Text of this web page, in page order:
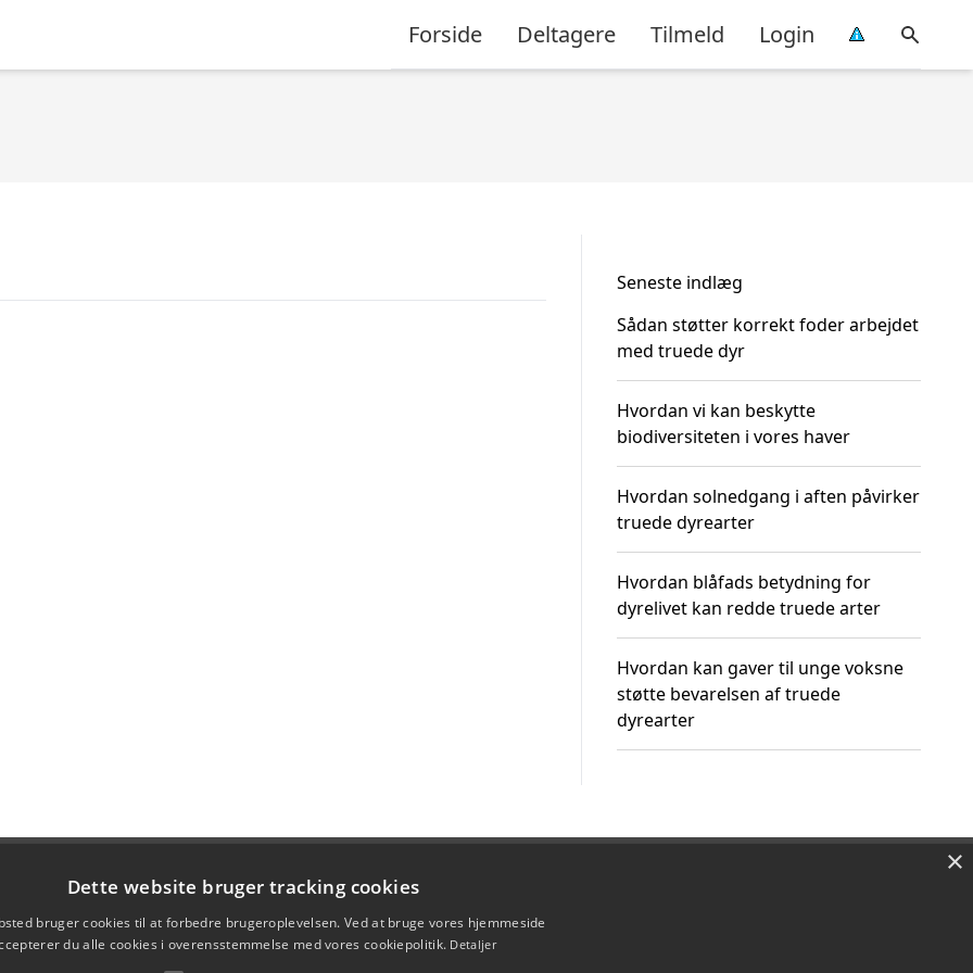
Forside Deltagere Tilmeld Login
Seneste indlæg
Sådan støtter korrekt foder arbejdet
med truede dyr
Hvordan vi kan beskytte
biodiversiteten i vores haver
Hvordan solnedgang i aften påvirker
truede dyrearter
Hvordan blåfads betydning for
dyrelivet kan redde truede arter
Hvordan kan gaver til unge voksne
støtte bevarelsen af truede
dyrearter
×
Dette website bruger tracking cookies
bruger cookies til at forbedre brugeroplevelsen. Ved at bruge vores hjemmeside
du alle cookies i overensstemmelse med vores cookiepolitik. Detaljer